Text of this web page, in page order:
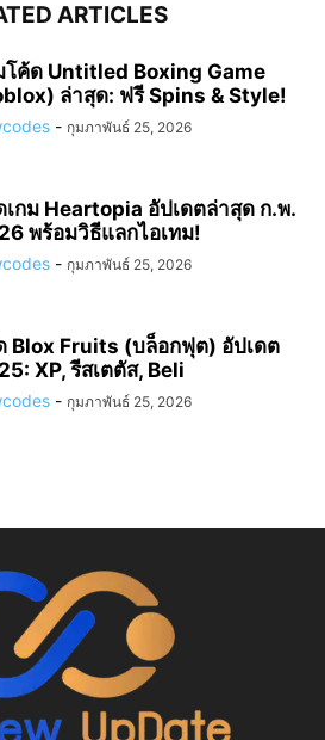
ARTICLES
โค้ด Untitled Boxing Game
ล่าสุด: ฟรี Spins & Style!
- กุมภาพันธ์ 25, 2026
เกม Heartopia อัปเดตล่าสุด ก.พ.
พร้อมวิธีแลกไอเทม!
- กุมภาพันธ์ 25, 2026
Blox Fruits (บล็อกฟุต) อัปเดต
XP, รีสเตตัส, Beli
- กุมภาพันธ์ 25, 2026